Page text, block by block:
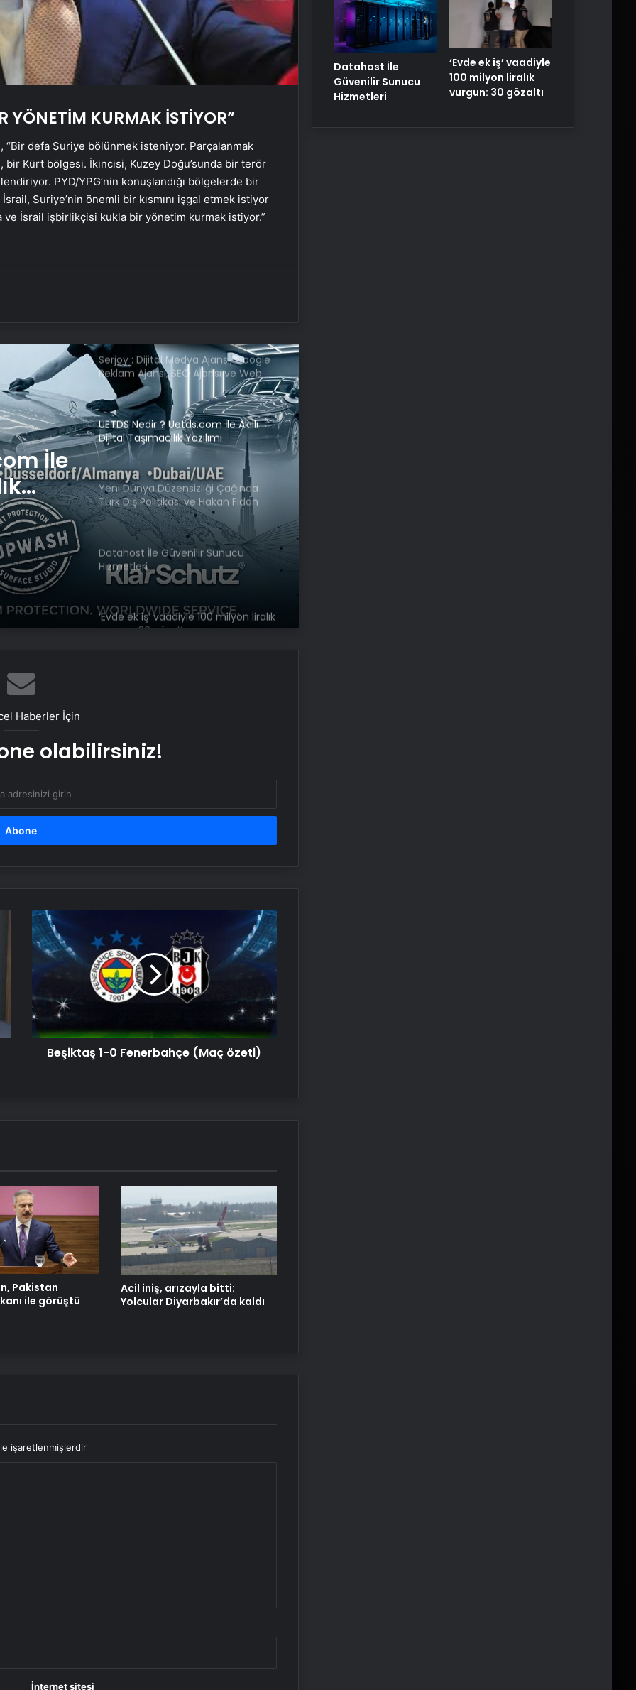
YÖNETİM KURMAK İSTİYOR”
“Bir defa Suriye bölünmek isteniyor. Parçalanmak
Kürt bölgesi. İkincisi, Kuzey Doğu’sunda bir terör
PYD/YPG’nin konuşlandığı bölgelerde bir
Suriye’nin önemli bir kısmını işgal etmek istiyor
ve İsrail işbirlikçisi kukla bir yönetim kurmak istiyor.”
İle
Engelliler görüşülecekti, yeter sayısı
bulunamadı
DEM Partili Bakırhan: 1071’de
güncelleniyor
Hatay’da orman yangını çıktı
Serjoy : Dijital Medya Ajansı, Google
Reklam Ajansı, SEO Ajansı ve Web
Tasarım Ajansı
UETDS Nedir ? Uetds.com İle Akıllı
Dijital Taşımacılık Yazılımı
Yeni Dünya Düzensizliği Çağında
Türk Dış Politikası ve Hakan Fidan
Faktörü
Datahost İle Güvenilir Sunucu
Hizmetleri
‘Evde ek iş’ vaadiyle 100 milyon liralık
vurgun: 30 gözaltı
DEM Partili Bakırhan: 1071’de
kurduğumuz kader ortaklığı
CHP Genel Başkanı Özel, Kırmızı
Bayrak Projesi Tanıtım Toplantısında
konuştu
Serjoy : Dijital Medya Ajansı, Google
Reklam Ajansı, SEO Ajansı ve Web
UETDS Nedir ? Uetds.com İle Akıllı
‘Evde ek iş’ vaadiyle 100 milyon liralık
vurgun: 30 gözaltı
Haberler İçin
olabilirsiniz!
Beşiktaş
1-
0
Fenerbahçe
(Maç
Beşiktaş 1-0 Fenerbahçe (Maç özeti)
Pakistan
ile görüştü
Acil iniş, arızayla bitti:
Yolcular Diyarbakır’da kaldı
işaretlenmişlerdir
İnternet sitesi
Datahost İle
Güvenilir Sunucu
Hizmetleri
‘Evde ek iş’ vaadiyle
100 milyon liralık
vurgun: 30 gözaltı